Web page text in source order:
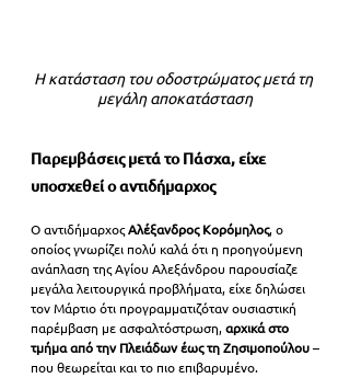
Η κατάσταση του οδοστρώματος μετά τη
μεγάλη αποκατάσταση
Παρεμβάσεις μετά το Πάσχα, είχε
υποσχεθεί ο αντιδήμαρχος
Ο αντιδήμαρχος Αλέξανδρος Κορόμηλος, ο
οποίος γνωρίζει πολύ καλά ότι η προηγούμενη
ανάπλαση της Αγίου Αλεξάνδρου παρουσίαζε
μεγάλα λειτουργικά προβλήματα, είχε δηλώσει
τον Μάρτιο ότι προγραμματιζόταν ουσιαστική
παρέμβαση με ασφαλτόστρωση, αρχικά στο
τμήμα από την Πλειάδων έως τη Ζησιμοπούλου –
που θεωρείται και το πιο επιβαρυμένο.